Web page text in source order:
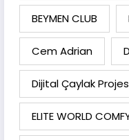
BEYMEN CLUB
Cem Adrian
Dijital Çaylak
ELITE WORLD